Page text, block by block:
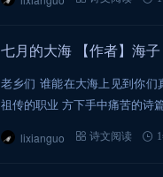
七月的大海 【作者】海子
老乡们 谁能在大海上见到你
祖传的职业 方下手中痛苦的诗
lixianguo 诗文阅读